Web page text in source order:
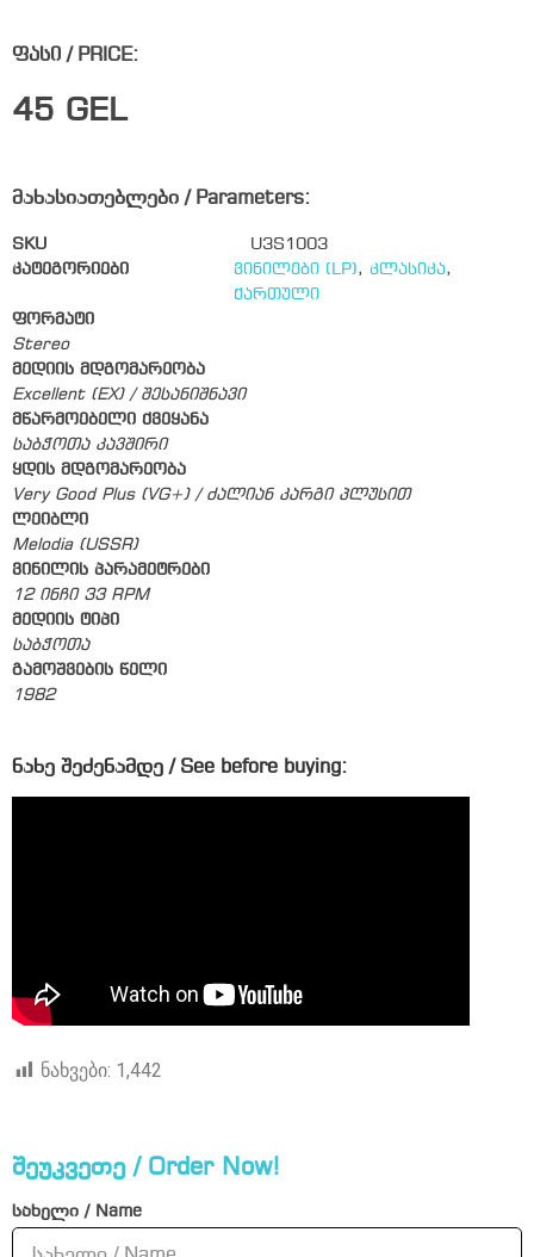
ფასი / PRICE:
45 GEL
მახასიათებლები / Parameters:
SKU
U3S1003
კატეგორიები
ვინილები (LP),კლასიკა,
ქართული
ფორმატი
Stereo
მედიის მდგომარეობა
Excellent (EX) / შესანიშნავი
მწარმოებელი ქვეყანა
საბჭოთა კავშირი
ყდის მდგომარეობა
Very Good Plus (VG+) / ძალიან კარგი პლუსით
ლეიბლი
Melodia (USSR)
ვინილის პარამეტრები
12 ინჩი 33 RPM
მედიის ტიპი
საბჭოთა
გამოშვების წელი
1982
ნახე შეძენამდე / See before buying:
ნახვები: 1,442
შეუკვეთე / Order Now!
სახელი / Name